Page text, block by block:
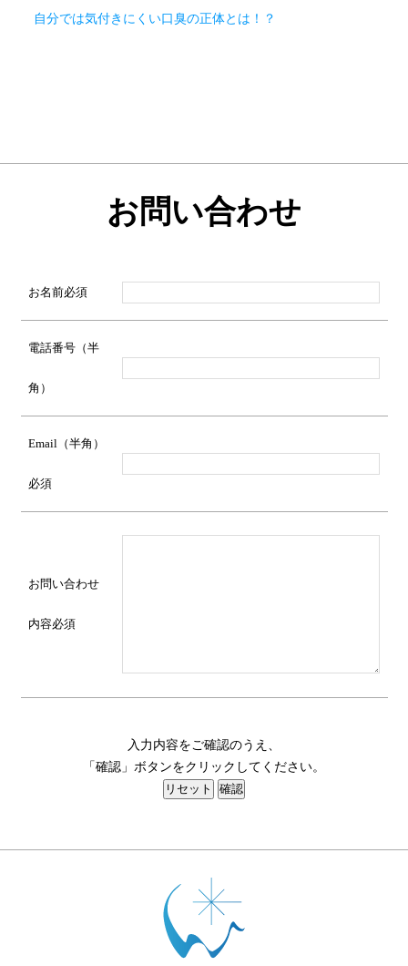
自分では気付きにくい口臭の正体とは！？
お問い合わせ
お名前必須
電話番号（半
角）
Email（半角）
必須
お問い合わせ
内容必須
入力内容をご確認のうえ、
「確認」ボタンをクリックしてください。